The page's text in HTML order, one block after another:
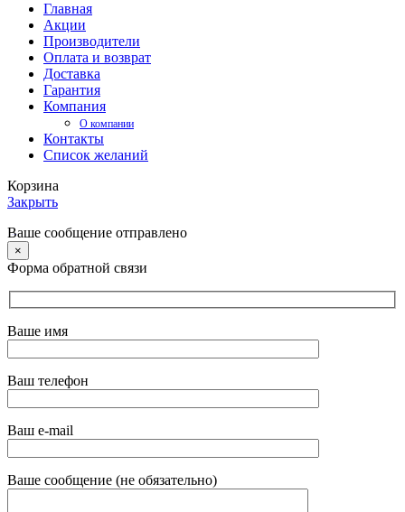
Главная
Акции
Производители
Оплата и возврат
Доставка
Гарантия
Компания
О компании
Контакты
Список желаний
Корзина
Закрыть
Ваше сообщение отправлено
×
Форма обратной связи
Ваше имя
Ваш телефон
Ваш e-mail
Ваше сообщение (не обязательно)